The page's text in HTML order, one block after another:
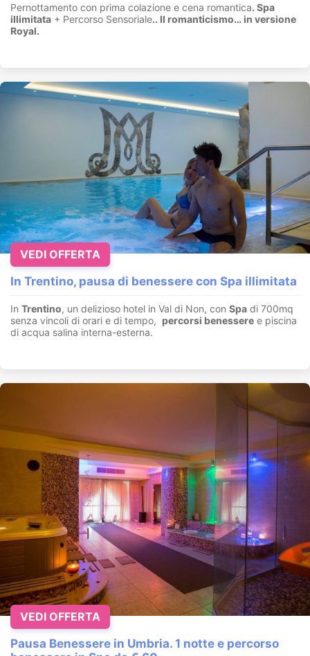
Pernottamento con prima colazione e cena romantica. Spa
illimitata + Percorso Sensoriale.. Il romanticismo… in versione
Royal.
In Trentino, pausa di benessere con Spa illimitata
In Trentino, un delizioso hotel in Val di Non, con Spa di 700mq
senza vincoli di orari e di tempo, percorsi benessere e piscina
di acqua salina interna-esterna.
VEDI OFFERTA
Pausa Benessere in Umbria. 1 notte e percorso
VEDI OFFERTA